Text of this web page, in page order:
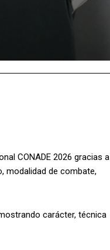
CONADE 2026 gracias a
modalidad de combate,
carácter, técnica